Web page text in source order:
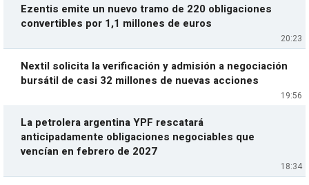
20:23
Ezentis emite un nuevo tramo de 220 obligaciones
convertibles por 1,1 millones de euros
19:56
Nextil solicita la verificación y admisión a negociación
bursátil de casi 32 millones de nuevas acciones
18:34
La petrolera argentina YPF rescatará
anticipadamente obligaciones negociables que
vencían en febrero de 2027